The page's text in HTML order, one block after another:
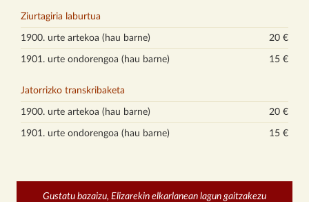
Ziurtagiria laburtua
1900. urte artekoa (hau barne) 20 €
1901. urte ondorengoa (hau barne) 15 €
Jatorrizko transkribaketa
1900. urte artekoa (hau barne) 20 €
1901. urte ondorengoa (hau barne) 15 €
Gustatu bazaizu, Elizarekin elkarlanean lagun gaitzakezu